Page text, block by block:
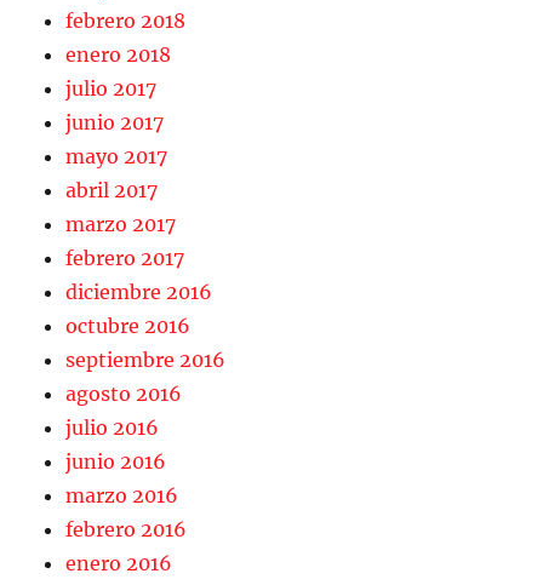
febrero 2018
enero 2018
julio 2017
junio 2017
mayo 2017
abril 2017
marzo 2017
febrero 2017
diciembre 2016
octubre 2016
septiembre 2016
agosto 2016
julio 2016
junio 2016
marzo 2016
febrero 2016
enero 2016